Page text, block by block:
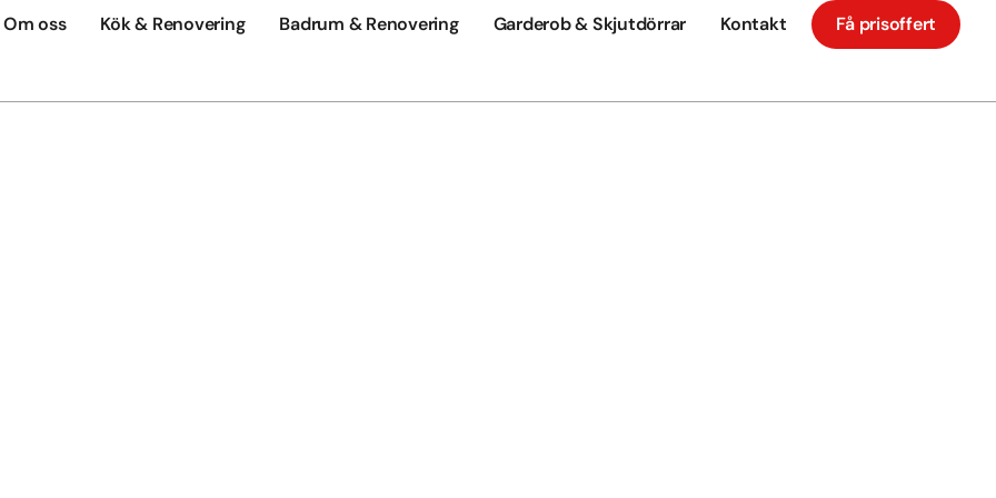
Om oss Kök & Renovering Badrum & Renovering Garderob & Skjutdörrar Kontakt Få prisoffert